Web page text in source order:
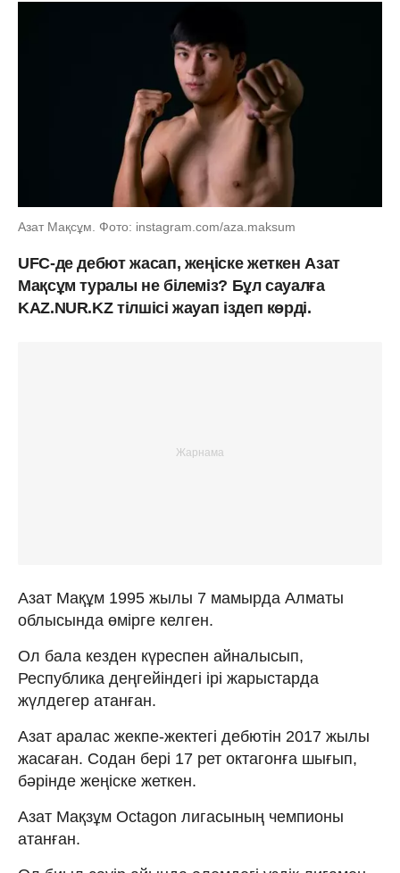
Азат Мақсұм. Фото: instagram.com/aza.maksum
UFC-де дебют жасап, жеңіске жеткен Азат
Мақсұм туралы не білеміз? Бұл сауалға
KAZ.NUR.KZ тілшісі жауап іздеп көрді.
Азат Мақұм 1995 жылы 7 мамырда Алматы
облысында өмірге келген.
Ол бала кезден күреспен айналысып,
Республика деңгейіндегі ірі жарыстарда
жүлдегер атанған.
Азат аралас жекпе-жектегі дебютін 2017 жылы
жасаған. Содан бері 17 рет октагонға шығып,
бәрінде жеңіске жеткен.
Азат Мақзұм Octagon лигасының чемпионы
атанған.